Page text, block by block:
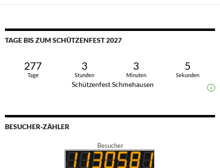
TAGE BIS ZUM SCHÜTZENFEST 2027
277
Tage
3
Stunden
3
Minuten
4
Sekunden
Schützenfest Schmehausen i
BESUCHER-ZÄHLER
Besucher